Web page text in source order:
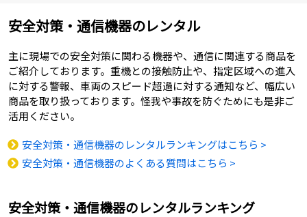
安全対策・通信機器のレンタル
主に現場での安全対策に関わる機器や、通信に関連する商品を
ご紹介しております。重機との接触防止や、指定区域への進入
に対する警報、車両のスピード超過に対する通知など、幅広い
商品を取り扱っております。怪我や事故を防ぐためにも是非ご
活用ください。
安全対策・通信機器のレンタルランキングはこちら >
安全対策・通信機器のよくある質問はこちら >
安全対策・通信機器のレンタルランキング